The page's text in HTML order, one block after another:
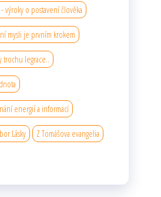
výroky o postavení člověka
mysli je prvním krokem
trochu legrace..
energií a informací
Lásky Z Tomášova evangelia